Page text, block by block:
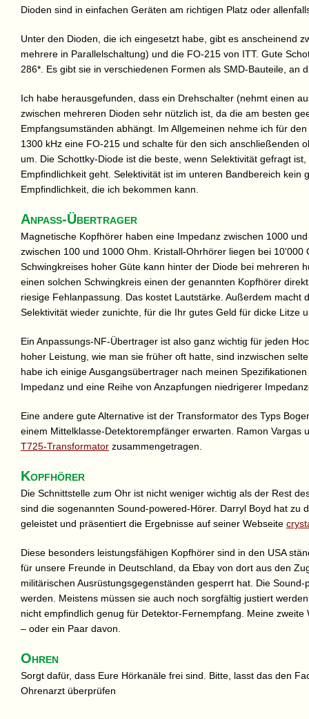
Dioden sind in einfachen Geräten am richtigen Platz oder
Unter den Dioden, die ich eingesetzt habe, gibt es anscheinend
mehrere in Parallelschaltung) und die FO-215 von ITT. Gute
286*. Es gibt sie in verschiedenen Formen als SMD-Bauteile, an
Ich habe herausgefunden, dass ein Drehschalter (nehmt einen
zwischen mehreren Dioden sehr nützlich ist, da die am besten
Empfangsumständen abhängt. Im Allgemeinen nehme ich für
1300 kHz eine FO-215 und schalte für den sich anschließenden
um. Die Schottky-Diode ist die beste, wenn Selektivität gefragt
Empfindlichkeit geht. Selektivität ist im unteren Bandbereich
Empfindlichkeit, die ich bekommen kann.
Anpass-Übertrager
Magnetische Kopfhörer haben eine Impedanz zwischen 1000
zwischen 100 und 1000 Ohm. Kristall-Ohrhörer liegen bei 10'000
Schwingkreises hoher Güte kann hinter der Diode bei mehreren
einen solchen Schwingkreis einen der genannten Kopfhörer
riesige Fehlanpassung. Das kostet Lautstärke. Außerdem macht
Selektivität wieder zunichte, für die Ihr gutes Geld für dicke Litze
Ein Anpassungs-NF-Übertrager ist also ganz wichtig für jeden
hoher Leistung, wie man sie früher oft hatte, sind inzwischen
habe ich einige Ausgangsübertrager nach meinen
Impedanz und eine Reihe von Anzapfungen niedrigerer
Eine andere gute Alternative ist der Transformator des Typs
einem Mittelklasse-Detektorempfänger erwarten. Ramon Vargas
T725-Transformator zusammengetragen.
Kopfhörer
Die Schnittstelle zum Ohr ist nicht weniger wichtig als der Rest
sind die sogenannten Sound-powered-Hörer. Darryl Boyd hat zu
geleistet und präsentiert die Ergebnisse auf seiner Webseite
Diese besonders leistungsfähigen Kopfhörer sind in den USA
für unsere Freunde in Deutschland, da Ebay von dort aus den
militärischen Ausrüstungsgegenständen gesperrt hat. Die
werden. Meistens müssen sie auch noch sorgfältig justiert
nicht empfindlich genug für Detektor-Fernempfang. Meine
– oder ein Paar davon.
Ohren
Sorgt dafür, dass Eure Hörkanäle frei sind. Bitte, lasst das den
Ohrenarzt überprüfen